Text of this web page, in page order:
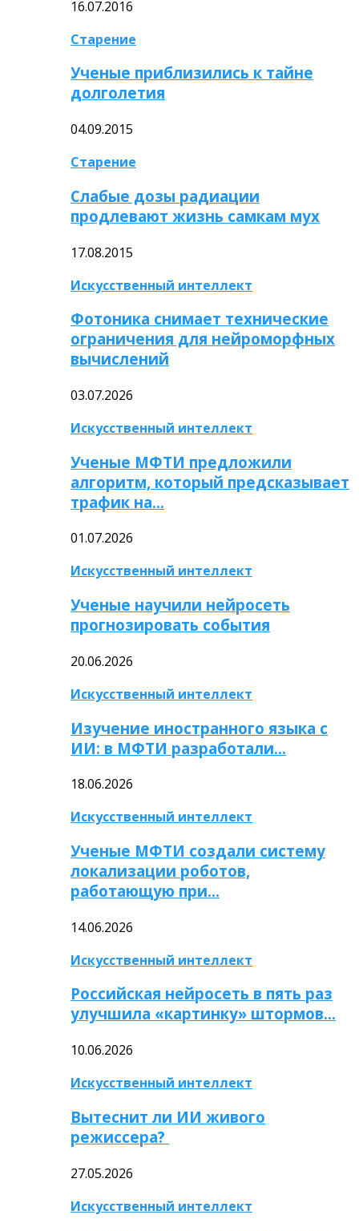
16.07.2016
Старение
Ученые приблизились к тайне
долголетия
04.09.2015
Старение
Слабые дозы радиации
продлевают жизнь самкам мух
17.08.2015
Искусственный интеллект
Фотоника снимает технические
ограничения для нейроморфных
вычислений
03.07.2026
Искусственный интеллект
Ученые МФТИ предложили
алгоритм, который предсказывает
трафик на…
01.07.2026
Искусственный интеллект
Ученые научили нейросеть
прогнозировать события
20.06.2026
Искусственный интеллект
Изучение иностранного языка с
ИИ: в МФТИ разработали…
18.06.2026
Искусственный интеллект
Ученые МФТИ создали систему
локализации роботов,
работающую при…
14.06.2026
Искусственный интеллект
Российская нейросеть в пять раз
улучшила «картинку» штормов…
10.06.2026
Искусственный интеллект
Вытеснит ли ИИ живого
режиссера?
27.05.2026
Искусственный интеллект